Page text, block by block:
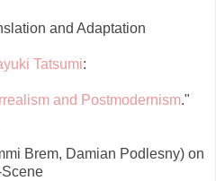
and Adaptation
Tatsumi:
and Postmodernism."
Brem, Damian Podlesny) on
Scene